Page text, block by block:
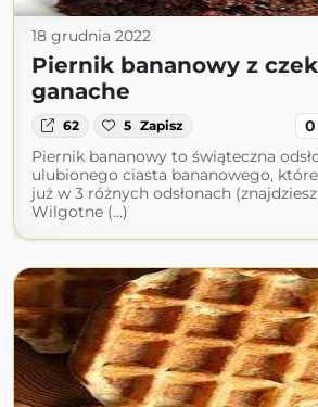
18 grudnia 2022
Piernik bananowy z
ganache
62 5 Zapisz 0
Piernik bananowy to świąteczna
ulubionego ciasta bananowego,
już w 3 różnych odsłonach
Wilgotne (...)